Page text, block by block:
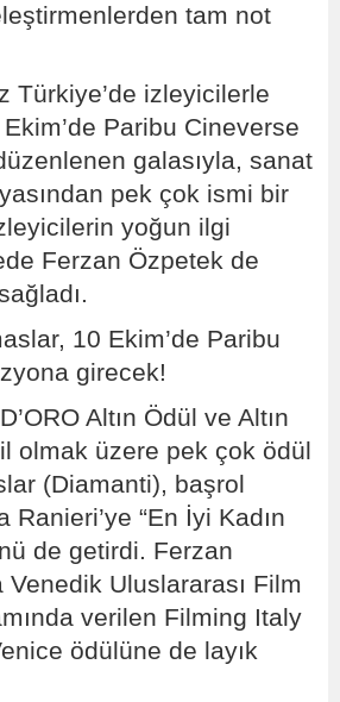
tam not
Türkiye’de izleyicilerle
Paribu Cineverse
galasıyla, sanat
pek çok ismi bir
yoğun ilgi
Ferzan Özpetek de
10 Ekim’de Paribu
girecek!
Altın Ödül ve Altın
olmak üzere pek çok ödül
(Diamanti), başrol
“En İyi Kadın
de getirdi. Ferzan
Venedik Uluslararası Film
verilen Filming Italy
ödülüne de layık